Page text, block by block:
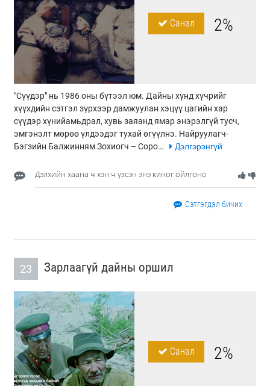
Санал 2%
"Сүүдэр" нь 1986 оны бүтээл юм. Дайны хүнд хүчрийг
хүүхдийн сэтгэл зүрхээр дамжуулан хэцүү цагийн хар
сүүдэр хүнийамьдрал, хувь заяанд ямар энэрэлгүй тусч,
эмгэнэлт мөрөө үлдээдэг тухай өгүүлнэ. Найруулагч-
Бэгзийн Балжинням Зохиогч – Соро…
Дэлгэрэнгүй
Дэлхийн хаана ч хэн ч үзсэн энэ киног ойлгоно
Сэтгэгдэл бичих
23 Зарлаагүй дайны оршил
Санал 2%